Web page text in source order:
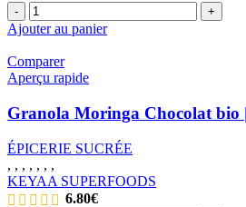
-
quantité
de
Granola
Hibiscus
Cajou
bio
KEYAA
+
Ajouter au panier
Comparer
Aperçu rapide
Granola Moringa Chocolat bio
ÉPICERIE SUCRÉE
, , , , , , ,
KEYAA SUPERFOODS
6.80€